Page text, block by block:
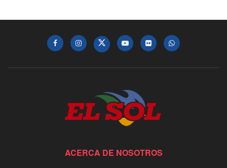
ACERCA DE NOSOTROS